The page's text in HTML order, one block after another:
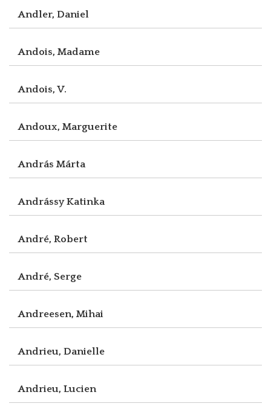
Andler, Daniel
Andois, Madame
Andois, V.
Andoux, Marguerite
András Márta
Andrássy Katinka
André, Robert
André, Serge
Andreesen, Mihai
Andrieu, Danielle
Andrieu, Lucien